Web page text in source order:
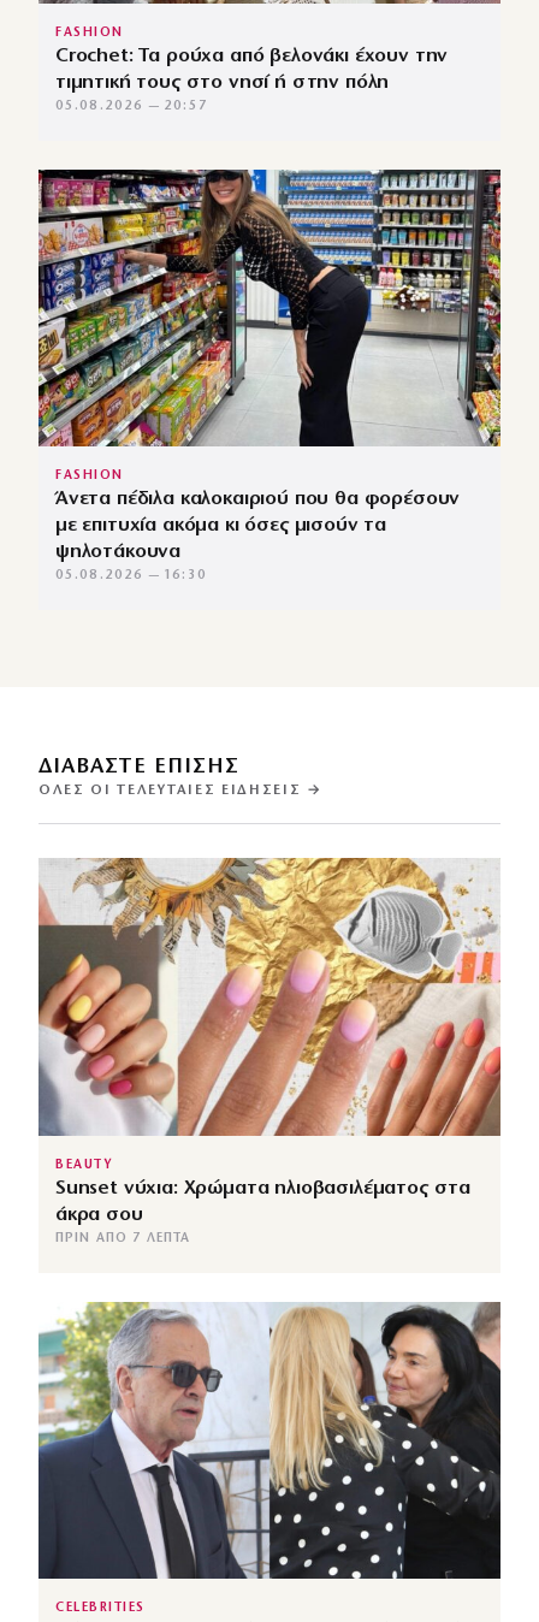
FASHION
Crochet: Τα ρούχα από βελονάκι έχουν την
τιμητική τους στο νησί ή στην πόλη
05.08.2026 — 20:57
FASHION
Άνετα πέδιλα καλοκαιριού που θα φορέσουν
με επιτυχία ακόμα κι όσες μισούν τα
ψηλοτάκουνα
05.08.2026 — 16:30
ΔΙΑΒΑΣΤΕ ΕΠΙΣΗΣ
ΌΛΕΣ ΟΙ ΤΕΛΕΥΤΑΊΕΣ ΕΙΔΉΣΕΙΣ →
BEAUTY
Sunset νύχια: Χρώματα ηλιοβασιλέματος στα
άκρα σου
ΠΡΙΝ ΑΠΌ 7 ΛΕΠΤΆ
CELEBRITIES